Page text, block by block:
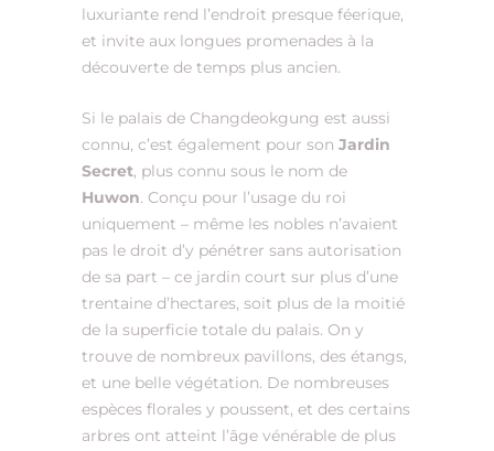
luxuriante rend l’endroit presque féerique,
et invite aux longues promenades à la
découverte de temps plus ancien.
Si le palais de Changdeokgung est aussi
connu, c’est également pour son Jardin
Secret, plus connu sous le nom de
Huwon. Conçu pour l’usage du roi
uniquement – même les nobles n’avaient
pas le droit d’y pénétrer sans autorisation
de sa part – ce jardin court sur plus d’une
trentaine d’hectares, soit plus de la moitié
de la superficie totale du palais. On y
trouve de nombreux pavillons, des étangs,
et une belle végétation. De nombreuses
espèces florales y poussent, et des certains
arbres ont atteint l’âge vénérable de plus